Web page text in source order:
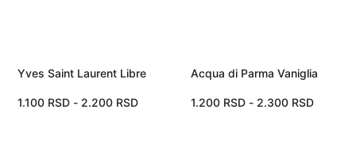
Yves Saint Laurent Libre
1.100 RSD - 2.200 RSD
Acqua di Parma Vaniglia
1.200 RSD- 2.300 RSD